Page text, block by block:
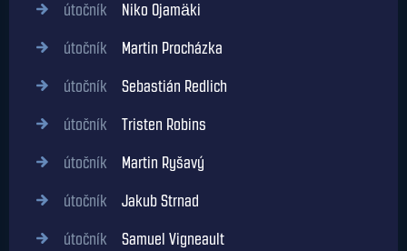
útočník Niko Ojamäki
útočník Martin Procházka
útočník Sebastián Redlich
útočník Tristen Robins
útočník Martin Ryšavý
útočník Jakub Strnad
útočník Samuel Vigneault